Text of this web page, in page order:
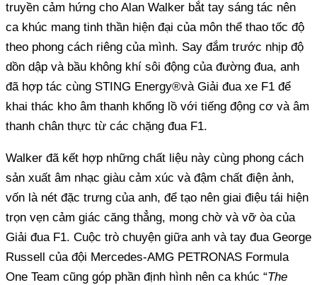
truyền cảm hứng cho Alan Walker bắt tay sáng tác nên
ca khúc mang tinh thần hiện đại của môn thể thao tốc độ
theo phong cách riêng của mình. Say đắm trước nhịp độ
dồn dập và bầu không khí sôi động của đường đua, anh
đã hợp tác cùng STING Energy®và Giải đua xe F1 để
khai thác kho âm thanh khổng lồ với tiếng động cơ và âm
thanh chân thực từ các chặng đua F1.
Walker đã kết hợp những chất liệu này cùng phong cách
sản xuất âm nhạc giàu cảm xúc và đậm chất điện ảnh,
vốn là nét đặc trưng của anh, để tạo nên giai điệu tái hiện
trọn vẹn cảm giác căng thẳng, mong chờ và vỡ òa của
Giải đua F1. Cuộc trò chuyện giữa anh và tay đua George
Russell của đội Mercedes-AMG PETRONAS Formula
One Team cũng góp phần định hình nên ca khúc “The